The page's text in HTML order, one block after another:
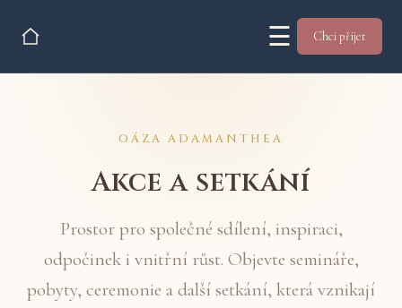
☰ Chci přijet
OÁZA ADAMANTHEA
Akce a setkání
Prostor pro společné sdílení, inspiraci,
odpočinek i vnitřní růst. Objevte semináře,
pobyty, ceremonie a další setkání, která vznikají